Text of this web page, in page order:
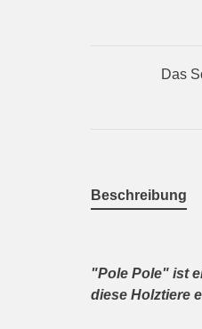
Das
Beschreibung
"Pole Pole" ist
diese Holztiere